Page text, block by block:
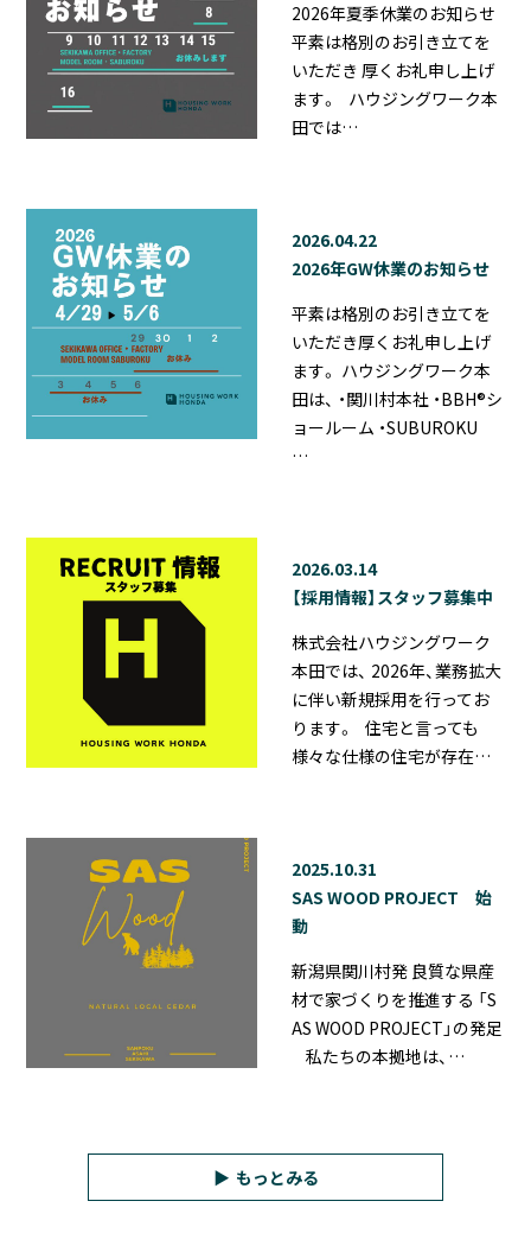
2026年夏季休業のお知らせ
平素は格別のお引き立てを
いただき 厚くお礼申し上げ
ます。 ハウジングワーク本
田では…
2026.04.22
2026年GW休業のお知らせ
平素は格別のお引き立てを
いただき厚くお礼申し上げ
ます。 ハウジングワーク本
田は、 ・関川村本社 ・BBH®シ
ョールーム ・SUBUROKU
…
2026.03.14
【採用情報】スタッフ募集中
株式会社ハウジングワーク
本田では、 2026年、業務拡大
に伴い新規採用を行ってお
ります。 住宅と言っても
様々な仕様の住宅が存在…
2025.10.31
SAS WOOD PROJECT 始
動
新潟県関川村発 良質な県産
材で家づくりを推進する 「S
AS WOOD PROJECT」の発足
私たちの本拠地は、…
もっとみる